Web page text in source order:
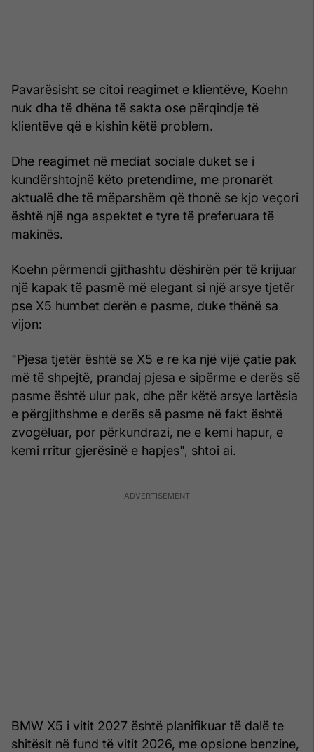
Pavarësisht se citoi reagimet e klientëve, Koehn
nuk dha të dhëna të sakta ose përqindje të
klientëve që e kishin këtë problem.
Dhe reagimet në mediat sociale duket se i
kundërshtojnë këto pretendime, me pronarët
aktualë dhe të mëparshëm që thonë se kjo veçori
është një nga aspektet e tyre të preferuara të
makinës.
Koehn përmendi gjithashtu dëshirën për të krijuar
një kapak të pasmë më elegant si një arsye tjetër
pse X5 humbet derën e pasme, duke thënë sa
vijon:
"Pjesa tjetër është se X5 e re ka një vijë çatie pak
më të shpejtë, prandaj pjesa e sipërme e derës së
pasme është ulur pak, dhe për këtë arsye lartësia
e përgjithshme e derës së pasme në fakt është
zvogëluar, por përkundrazi, ne e kemi hapur, e
kemi rritur gjerësinë e hapjes", shtoi ai.
BMW X5 i vitit 2027 është planifikuar të dalë te
shitësit në fund të vitit 2026, me opsione benzine,